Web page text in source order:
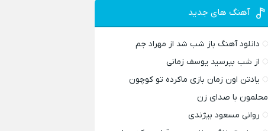
آهنگ های جدید
دانلود آهنگ باز شب شد از مهراد جم
از شب بپرسید یوسف زمانی
یادتن اون زمان بازی ماکرده تو کوچون
محلمون با صدای زن
روانی مسعود بیژندی